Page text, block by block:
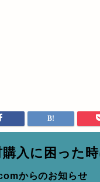
入に困った時
からのお知らせ